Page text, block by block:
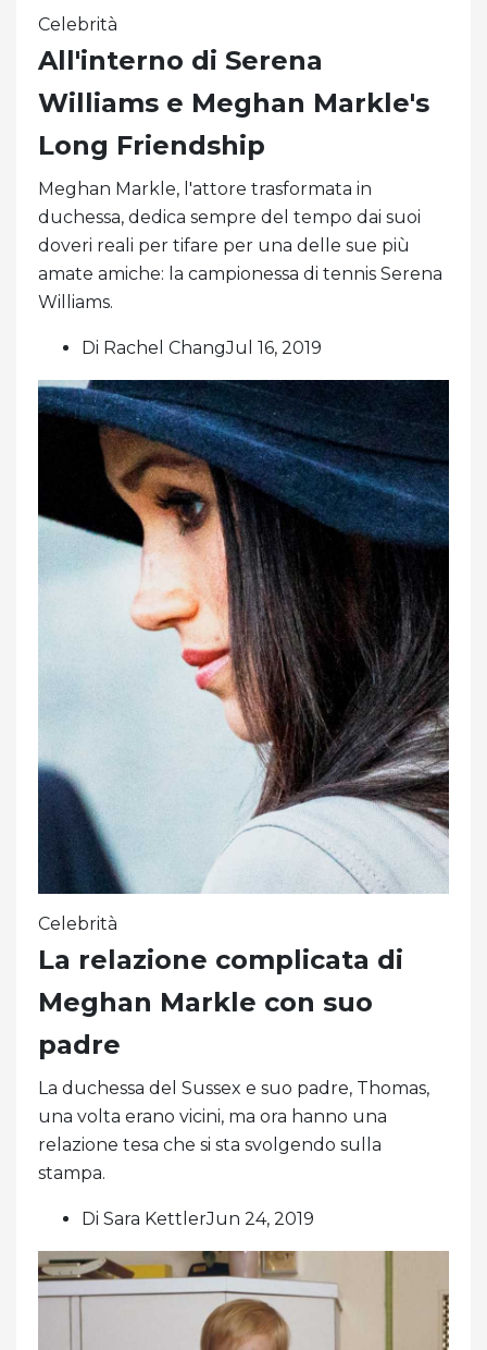
Celebrità
All'interno di Serena
Williams e Meghan Markle's
Long Friendship
Meghan Markle, l'attore trasformata in
duchessa, dedica sempre del tempo dai suoi
doveri reali per tifare per una delle sue più
amate amiche: la campionessa di tennis Serena
Williams.
Di Rachel ChangJul 16, 2019
Celebrità
La relazione complicata di
Meghan Markle con suo
padre
La duchessa del Sussex e suo padre, Thomas,
una volta erano vicini, ma ora hanno una
relazione tesa che si sta svolgendo sulla
stampa.
Di Sara KettlerJun 24, 2019